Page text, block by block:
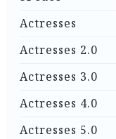
Actresses
Actresses 2.0
Actresses 3.0
Actresses 4.0
Actresses 5.0